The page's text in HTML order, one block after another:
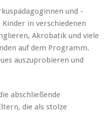
und -
in verschiedenen
Akrobatik und viele
auf dem Programm.
auszuprobieren und
abschließende
die als stolze